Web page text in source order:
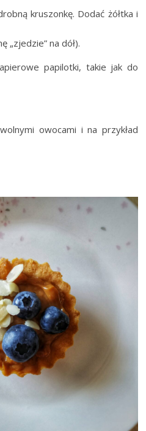
kruszonkę. Dodać żółtka i
„zjedzie” na dół).
papilotki, takie jak do
owocami i na przykład